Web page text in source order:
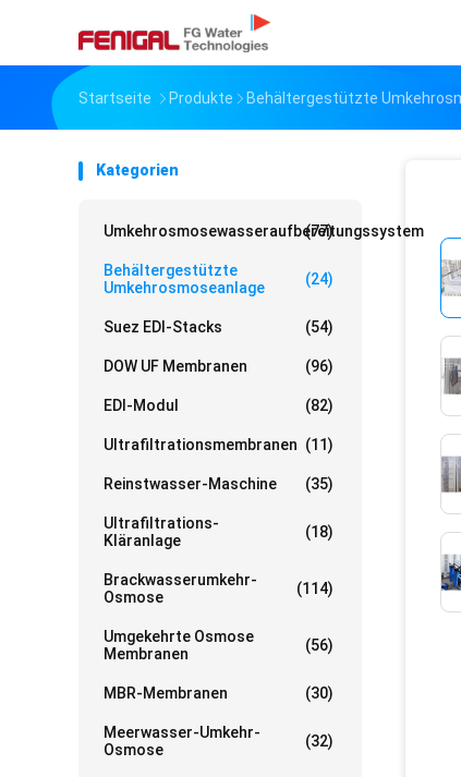
Startseite Produkte Behältergestützte
Kategorien
Umkehrosmosewasseraufbereitungssystem
(77)
Behältergestützte
Umkehrosmoseanlage
(24)
Suez EDI-Stacks (54)
DOW UF Membranen (96)
EDI-Modul (82)
Ultrafiltrationsmembranen (11)
Reinstwasser-Maschine (35)
Ultrafiltrations-
Kläranlage
(18)
Brackwasserumkehr-
Osmose
(114)
Umgekehrte Osmose
Membranen
(56)
MBR-Membranen (30)
Meerwasser-Umkehr-
Osmose
(32)